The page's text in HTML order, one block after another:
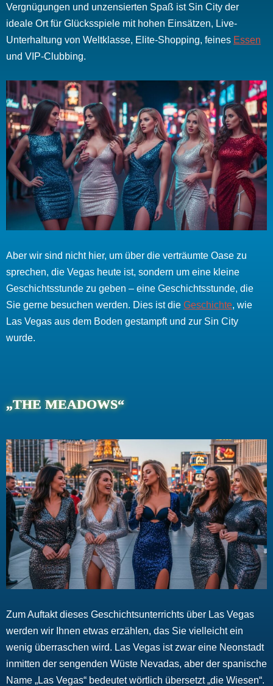
Vergnügungen und unzensierten Spaß ist Sin City der
ideale Ort für Glücksspiele mit hohen Einsätzen, Live-
Unterhaltung von Weltklasse, Elite-Shopping, feines Essen
und VIP-Clubbing.
Aber wir sind nicht hier, um über die verträumte Oase zu
sprechen, die Vegas heute ist, sondern um eine kleine
Geschichtsstunde zu geben – eine Geschichtsstunde, die
Sie gerne besuchen werden. Dies ist die Geschichte, wie
Las Vegas aus dem Boden gestampft und zur Sin City
wurde.
„THE MEADOWS“
Zum Auftakt dieses Geschichtsunterrichts über Las Vegas
werden wir Ihnen etwas erzählen, das Sie vielleicht ein
wenig überraschen wird. Las Vegas ist zwar eine Neonstadt
inmitten der sengenden Wüste Nevadas, aber der spanische
Name „Las Vegas“ bedeutet wörtlich übersetzt „die Wiesen“.